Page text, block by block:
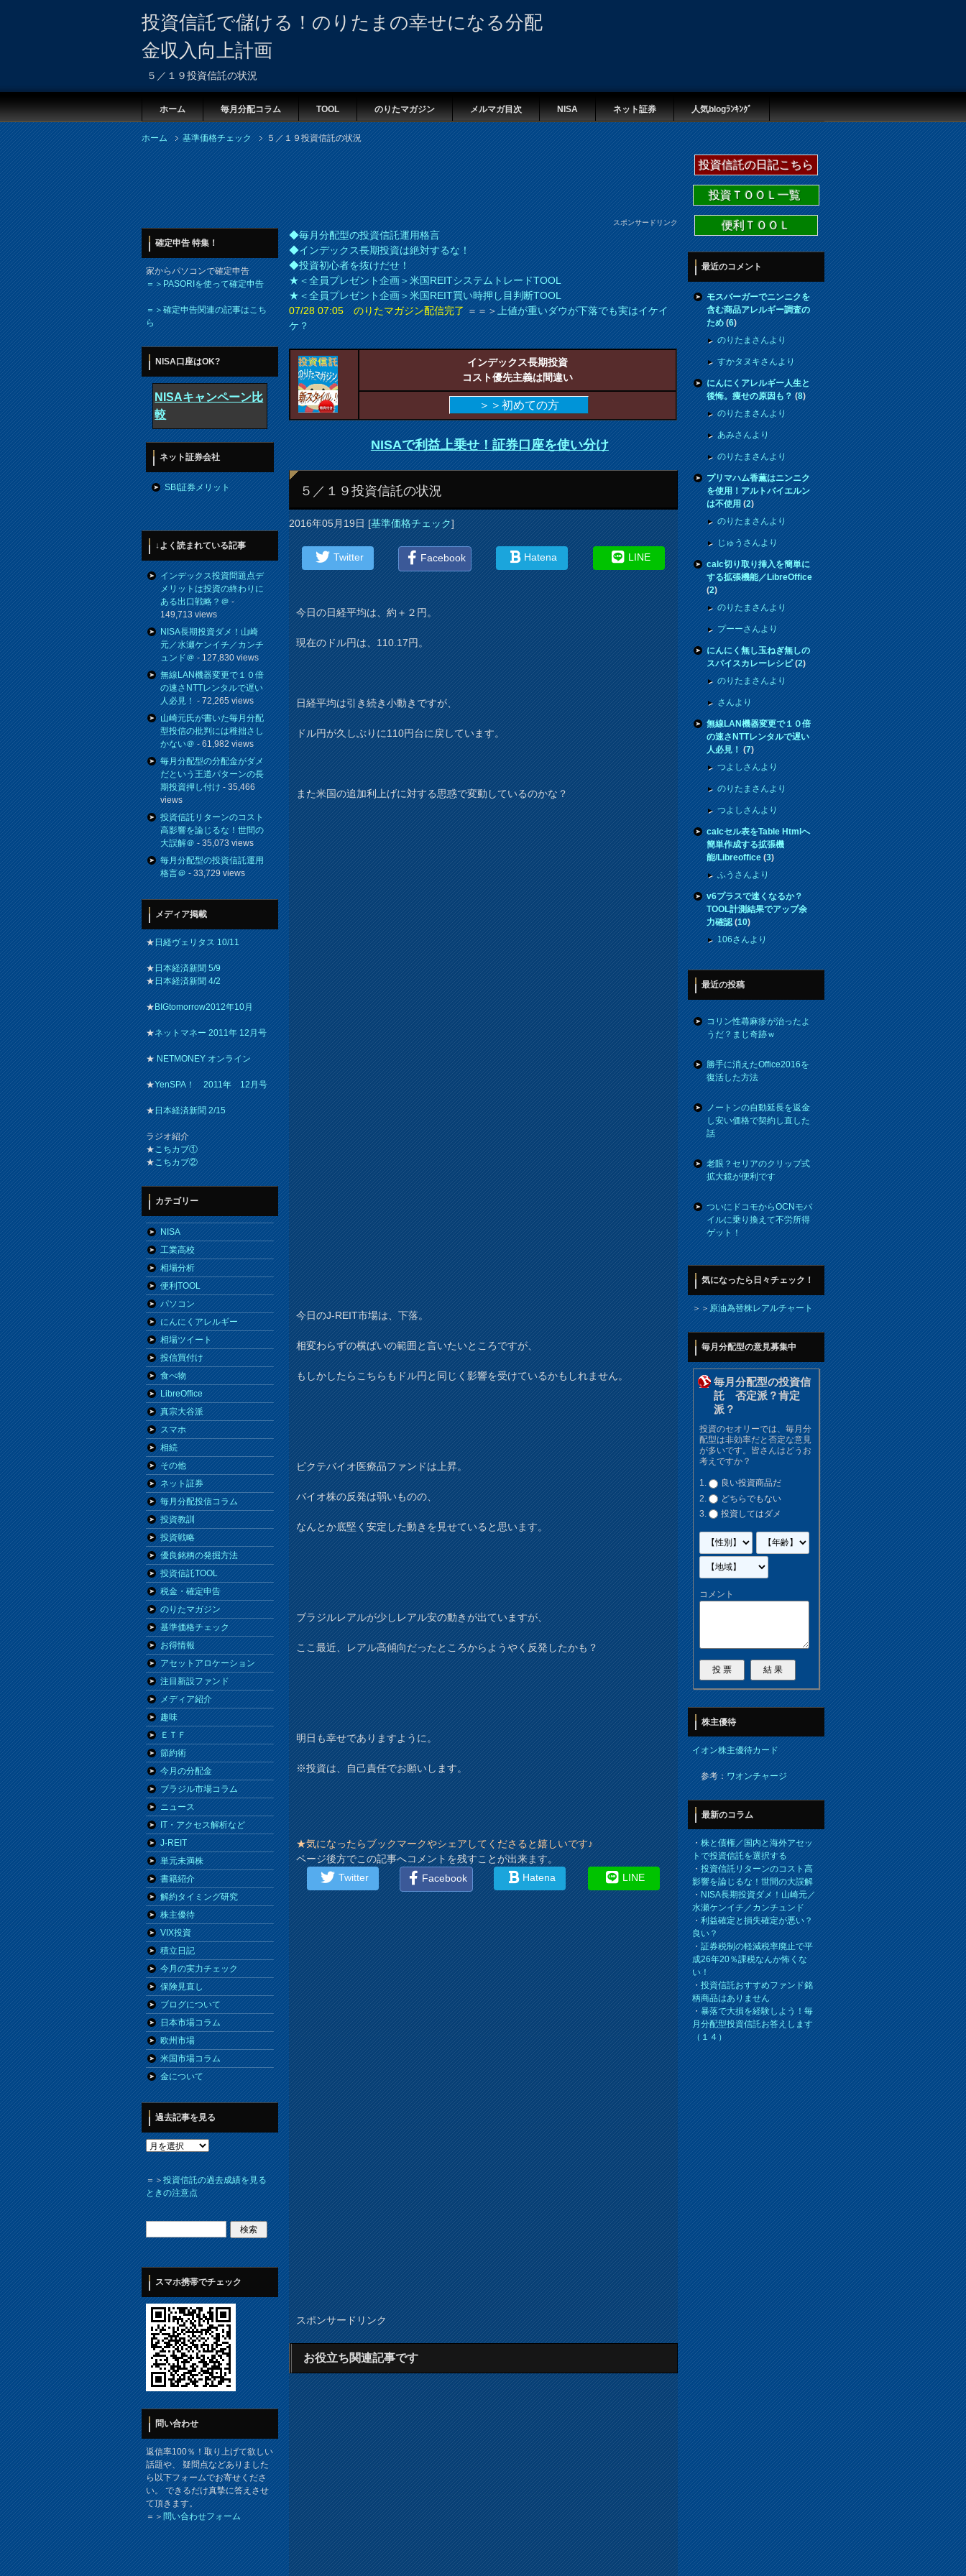
投資信託で儲ける！のりたまの幸せになる分配
金収入向上計画
５／１９投資信託の状況
ホーム 毎月分配コラム TOOL のりたマガジン メルマガ目次 NISA ネット証券 人気blogﾗﾝｷﾝｸﾞ
ホーム 基準価格チェック ５／１９投資信託の状況
スポンサードリンク
◆毎月分配型の投資信託運用格言
◆インデックス長期投資は絶対するな！
◆投資初心者を抜けだせ！
★＜全員プレゼント企画＞米国REITシステムトレードTOOL
★＜全員プレゼント企画＞米国REIT買い時押し目判断TOOL
07/28 07:05 のりたマガジン配信完了＝＝＞上値が重いダウが下落でも実はイケイ
ケ？
インデックス長期投資
コスト優先主義は間違い
＞＞初めての方
NISAで利益上乗せ！証券口座を使い分け
５／１９投資信託の状況
2016年05月19日[基準価格チェック]
Twitter Facebook Hatena LINE
今日の日経平均は、約＋２円。
現在のドル円は、110.17円。
日経平均は引き続き小動きですが、
ドル円が久しぶりに110円台に戻しています。
また米国の追加利上げに対する思惑で変動しているのかな？
今日のJ-REIT市場は、下落。
相変わらずの横ばいの範囲と言いたいところですが、
もしかしたらこちらもドル円と同じく影響を受けているかもしれません。
ピクテバイオ医療品ファンドは上昇。
バイオ株の反発は弱いものの、
なんとか底堅く安定した動きを見せていると思います。
ブラジルレアルが少しレアル安の動きが出ていますが、
ここ最近、レアル高傾向だったところからようやく反発したかも？
明日も幸せでありますように。
※投資は、自己責任でお願いします。
★気になったらブックマークやシェアしてくださると嬉しいです♪
ページ後方でこの記事へコメントを残すことが出来ます。
Twitter
Facebook Hatena LINE
スポンサードリンク
お役立ち関連記事です
確定申告 特集！
家からパソコンで確定申告
＝＞PASORIを使って確定申告
＝＞確定申告関連の記事はこち
ら
NISA口座はOK?
NISAキャンペーン比
較
ネット証券会社
SBI証券メリット
↓よく読まれている記事
インデックス投資問題点デ
メリットは投資の終わりに
ある出口戦略？＠-
149,713 views
NISA長期投資ダメ！山崎
元／水瀬ケンイチ／カンチ
ュンド＠- 127,830 views
無線LAN機器変更で１０倍
の速さNTTレンタルで遅い
人必見！- 72,265 views
山崎元氏が書いた毎月分配
型投信の批判には稚拙さし
かない＠- 61,982 views
毎月分配型の分配金がダメ
だという王道パターンの長
期投資押し付け- 35,466
views
投資信託リターンのコスト
高影響を論じるな！世間の
大誤解＠- 35,073 views
毎月分配型の投資信託運用
格言＠- 33,729 views
メディア掲載
★日経ヴェリタス 10/11
★日本経済新聞 5/9
★日本経済新聞 4/2
★BIGtomorrow2012年10月
★ネットマネー 2011年 12月号
★NETMONEY オンライン
★YenSPA！ 2011年 12月号
★日本経済新聞 2/15
ラジオ紹介
★こちカブ①
★こちカブ②
カテゴリー
NISA
工業高校
相場分析
便利TOOL
パソコン
にんにくアレルギー
相場ツイート
投信買付け
食べ物
LibreOffice
真宗大谷派
スマホ
相続
その他
ネット証券
毎月分配投信コラム
投資教訓
投資戦略
優良銘柄の発掘方法
投資信託TOOL
税金・確定申告
のりたマガジン
基準価格チェック
お得情報
アセットアロケーション
注目新設ファンド
メディア紹介
趣味
ＥＴＦ
節約術
今月の分配金
ブラジル市場コラム
ニュース
IT・アクセス解析など
J-REIT
単元未満株
書籍紹介
解約タイミング研究
株主優待
VIX投資
積立日記
今月の実力チェック
保険見直し
ブログについて
日本市場コラム
欧州市場
米国市場コラム
金について
過去記事を見る
＝＞投資信託の過去成績を見る
ときの注意点
スマホ携帯でチェック
問い合わせ
返信率100％！取り上げて欲しい
話題や、 疑問点などありました
ら以下フォームでお寄せくださ
い。 できるだけ真摯に答えさせ
て頂きます。
＝＞問い合わせフォーム
投資信託の日記こちら
投資ＴＯＯＬ一覧
便利ＴＯＯＬ
最近のコメント
モスバーガーでニンニクを
含む商品アレルギー調査の
ため(6)
のりたまさんより
すかタヌキさんより
にんにくアレルギー人生と
後悔。痩せの原因も？(8)
のりたまさんより
あみさんより
のりたまさんより
プリマハム香薫はニンニク
を使用！アルトバイエルン
は不使用(2)
のりたまさんより
じゅうさんより
calc切り取り挿入を簡単に
する拡張機能／LibreOffice
(2)
のりたまさんより
プーーさんより
にんにく無し玉ねぎ無しの
スパイスカレーレシピ(2)
のりたまさんより
さんより
無線LAN機器変更で１０倍
の速さNTTレンタルで遅い
人必見！(7)
つよしさんより
のりたまさんより
つよしさんより
calcセル表をTable Htmlへ
簡単作成する拡張機
能/Libreoffice(3)
ふうさんより
v6プラスで速くなるか？
TOOL計測結果でアップ余
力確認(10)
106さんより
最近の投稿
コリン性蕁麻疹が治ったよ
うだ？まじ奇跡ｗ
勝手に消えたOffice2016を
復活した方法
ノートンの自動延長を返金
し安い価格で契約し直した
話
老眼？セリアのクリップ式
拡大鏡が便利です
ついにドコモからOCNモバ
イルに乗り換えて不労所得
ゲット！
気になったら日々チェック！
＞＞原油為替株レアルチャート
毎月分配型の意見募集中
毎月分配型の投資信
託 否定派？肯定
派？
投資のセオリーでは、毎月分
配型は非効率だと否定な意見
が多いです。皆さんはどうお
考えですか？
良い投資商品だ
どちらでもない
投資してはダメ
コメント
株主優待
イオン株主優待カード
参考：ワオンチャージ
最新のコラム
・株と債権／国内と海外アセッ
トで投資信託を選択する
・投資信託リターンのコスト高
影響を論じるな！世間の大誤解
・NISA長期投資ダメ！山崎元／
水瀬ケンイチ／カンチュンド
・利益確定と損失確定が悪い？
良い？
・証券税制の軽減税率廃止で平
成26年20％課税なんか怖くな
い！
・投資信託おすすめファンド銘
柄商品はありません
・暴落で大損を経験しよう！毎
月分配型投資信託お答えします
（１４）